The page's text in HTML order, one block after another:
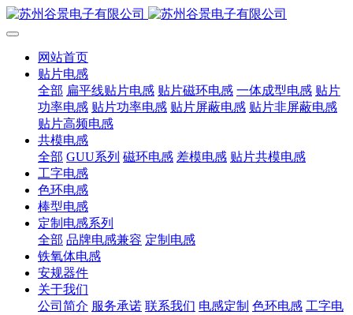
网站首页
贴片电感
全部 扁平线贴片电感 贴片磁环电感 一体成型电感 贴片
功率电感 贴片功率电感 贴片屏蔽电感 贴片非屏蔽电感
贴片高频电感
共模电感
全部 GUU系列 磁环电感 差模电感 贴片共模电感
工字电感
色环电感
棒型电感
定制电感系列
全部 品牌电感兼容 定制电感
铁氧体电感
安规器件
关于我们
公司简介 服务承诺 联系我们 电感定制 色环电感 工字电